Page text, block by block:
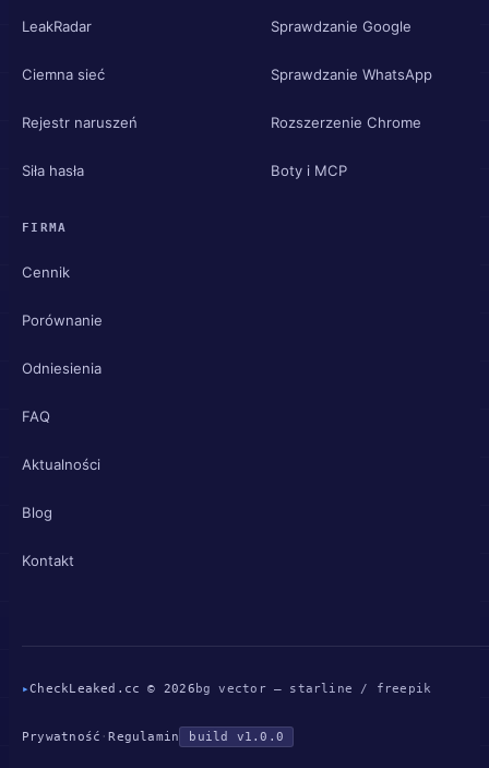
LeakRadar
Ciemna sieć
Rejestr naruszeń
Siła hasła
Sprawdzanie Google
Sprawdzanie WhatsApp
Rozszerzenie Chrome
Boty i MCP
FIRMA
Cennik
Porównanie
Odniesienia
FAQ
Aktualności
Blog
Kontakt
▸CheckLeaked.cc © 2026 bg vector — starline / freepik
Prywatność ·Regulamin build v1.0.0